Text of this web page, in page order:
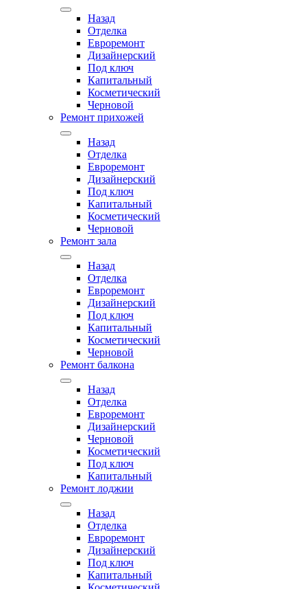
Назад
Отделка
Евроремонт
Дизайнерский
Под ключ
Капитальный
Косметический
Черновой
Ремонт прихожей
Назад
Отделка
Евроремонт
Дизайнерский
Под ключ
Капитальный
Косметический
Черновой
Ремонт зала
Назад
Отделка
Евроремонт
Дизайнерский
Под ключ
Капитальный
Косметический
Черновой
Ремонт балкона
Назад
Отделка
Евроремонт
Дизайнерский
Черновой
Косметический
Под ключ
Капитальный
Ремонт лоджии
Назад
Отделка
Евроремонт
Дизайнерский
Под ключ
Капитальный